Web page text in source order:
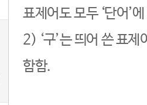
표제어도 모두 ‘단어’
2) ‘구’는 띄어 쓴 표
함함.